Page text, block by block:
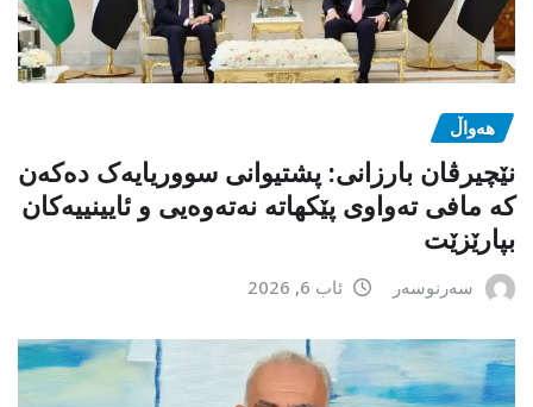
هەواڵ
نێچیرڤان بارزانی: پشتیوانی سووریایەک دەکەن
کە مافی تەواوی پێکهاتە نەتەوەیی و ئایینییەکان
بپارێزێت
سەرنوسەر ئاب 6, 2026